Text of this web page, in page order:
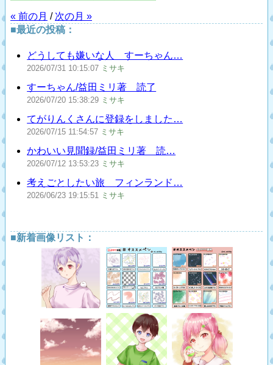
« 前の月 / 次の月 »
■最近の投稿：
どうしても嫌いな人 すーちゃん…
2026/07/31 10:15:07 ミサキ
すーちゃん/益田ミリ著 読了
2026/07/20 15:38:29 ミサキ
てがりんくさんに登録をしました…
2026/07/15 11:54:57 ミサキ
かわいい見聞録/益田ミリ著 読…
2026/07/12 13:53:23 ミサキ
考えごとしたい旅 フィンランド…
2026/06/23 19:15:51 ミサキ
■新着画像リスト：